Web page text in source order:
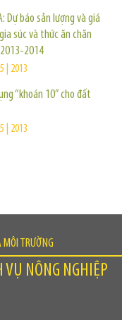
Dự báo sản lượng và giá
súc và thức ăn chăn
2014
| 2013
“khoán 10” cho đất
| 2013
MÔI TRƯỜNG
VỤ NÔNG NGHIỆP